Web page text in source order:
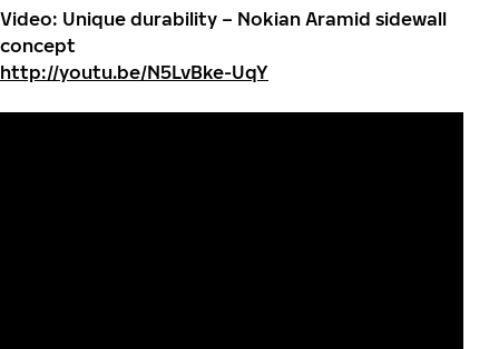
Video: Unique durability – Nokian Aramid sidewall
concept
http://youtu.be/N5LvBke-UqY